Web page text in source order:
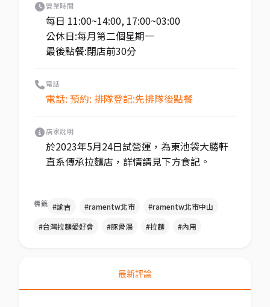
營業時間
每日 11:00~14:00, 17:00~03:00
公休日:每月第二個星期一
最後點餐:閉店前30分
電話
電話: 預約: 排隊登記:先排隊後點餐
店家說明
於2023年5月24日試營運，為東池袋大勝軒
直系傳承拉麵店，詳情請見下方食記。
標籤 #諭吉 #ramentw北市
#ramentw北市中山
#台灣拉麵愛好會
#豚骨湯 #拉麵 #內用
最新評論